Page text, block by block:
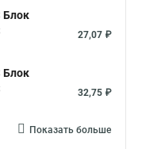
Блок
27,07 ₽
Блок
32,75 ₽
Показать больше